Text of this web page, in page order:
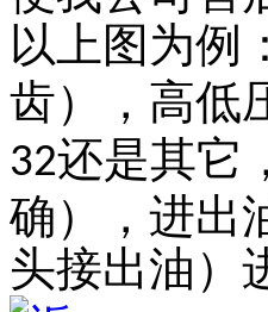
以上图为例
齿），高低
32还是其它
确），进出
头接出油）